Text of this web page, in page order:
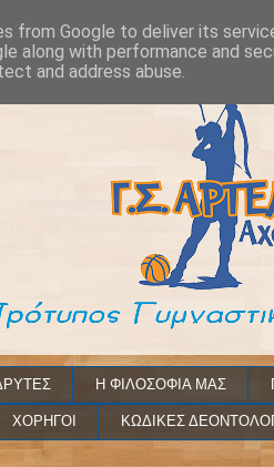
Η ΦΙΛΟΣΟΦΙΑ ΜΑΣ
ΧΟΡΗΓΟΙ ΚΩΔΙΚΕΣ
from Google to deliver its
along with performance and
and address abuse.